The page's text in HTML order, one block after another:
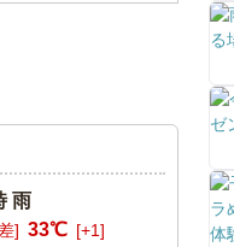
雨
] 33℃ [+1]